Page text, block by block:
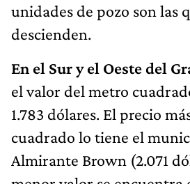
unidades de pozo son las
descienden.
En el Sur y el Oeste del
el valor del metro
1.783 dólares. El precio
cuadrado lo tiene el
Almirante Brown (2.071